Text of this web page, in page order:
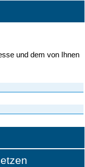
und dem von Ihnen